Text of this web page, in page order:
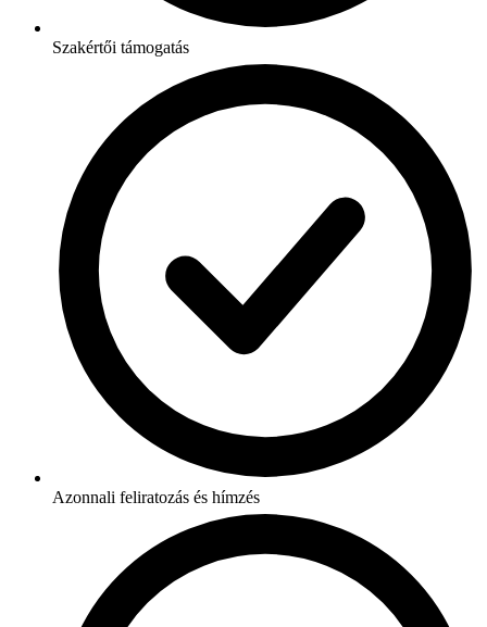
Szakértői támogatás
Azonnali feliratozás és hímzés